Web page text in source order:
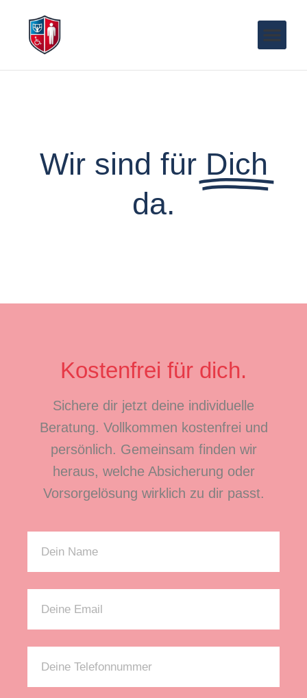
Wir sind für Dich
da.
Kostenfrei für dich.
Sichere dir jetzt deine individuelle
Beratung. Vollkommen kostenfrei und
persönlich. Gemeinsam finden wir
heraus, welche Absicherung oder
Vorsorgelösung wirklich zu dir passt.